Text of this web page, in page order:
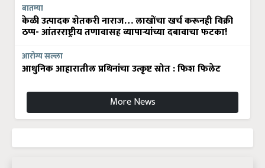
बातम्या
केळी उत्पादक शेतकरी नाराज… लाखोंचा खर्च करूनही विक्री
ठप्प- आंतरराष्ट्रीय तणावासह व्यापाऱ्यांच्या दबावाचा फटका!
आरोग्य सल्ला
आधुनिक आहारातील प्रथिनांचा उत्कृष्ट स्रोत : फिश फिलेट
More News